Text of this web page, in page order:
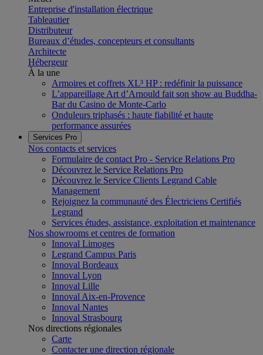
Entreprise d'installation électrique
Tableautier
Distributeur
Bureaux d’études, concepteurs et consultants
Architecte
Hébergeur
À la une
Armoires et coffrets XL³ HP : redéfinir la puissance
L’appareillage Art d’Arnould fait son show au Buddha-
Bar du Casino de Monte-Carlo
Onduleurs triphasés : haute fiabilité et haute
performance assurées
Services Pro
Nos contacts et services
Formulaire de contact Pro - Service Relations Pro
Découvrez le Service Relations Pro
Découvrez le Service Clients Legrand Cable
Management
Rejoignez la communauté des Électriciens Certifiés
Legrand
Services études, assistance, exploitation et maintenance
Nos showrooms et centres de formation
Innoval Limoges
Legrand Campus Paris
Innoval Bordeaux
Innoval Lyon
Innoval Lille
Innoval Aix-en-Provence
Innoval Nantes
Innoval Strasbourg
Nos directions régionales
Carte
Contacter une direction régionale